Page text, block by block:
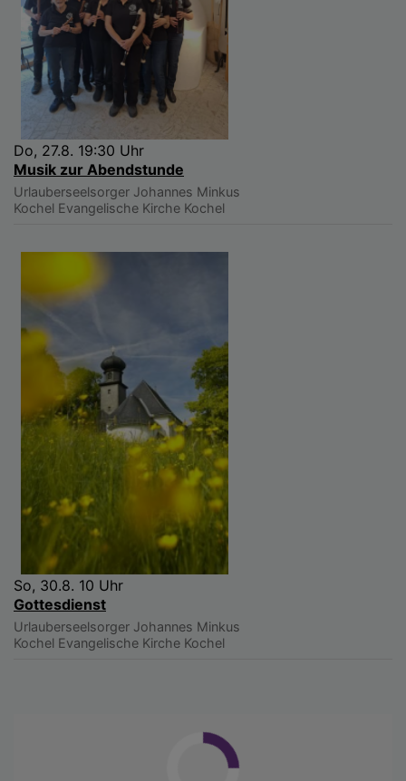
Do, 27.8. 19:30 Uhr
Musik zur Abendstunde
Urlauberseelsorger Johannes Minkus
Kochel Evangelische Kirche Kochel
So, 30.8. 10 Uhr
Gottesdienst
Urlauberseelsorger Johannes Minkus
Kochel Evangelische Kirche Kochel